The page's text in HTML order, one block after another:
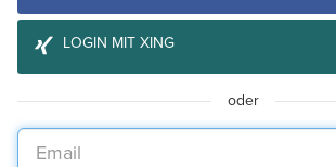
LOGIN MIT XING
oder